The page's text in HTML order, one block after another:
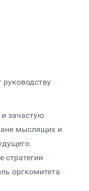
зачастую
мыслящих и
стратегии
оргкомитета